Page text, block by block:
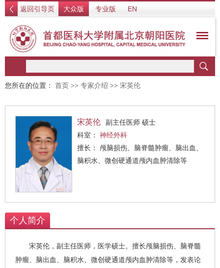
返回引导页 大众版 专业版 EN
您所在的位置： 首页 >> 专家介绍 >> 宋英伦
宋英伦
副主任医师 硕士
科室： 神经外科
擅长： 颅脑损伤、脑脊髓肿瘤、脑出血、
脑积水、微创硬通道颅内血肿清除等
个人简介
宋英伦，副主任医师，医学硕士。擅长颅脑损伤、脑脊髓
肿瘤、脑出血、脑积水、微创硬通道颅内血肿清除等，发表论